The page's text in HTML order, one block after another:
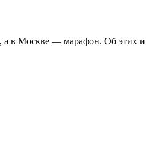
а в Москве — марафон. Об этих и